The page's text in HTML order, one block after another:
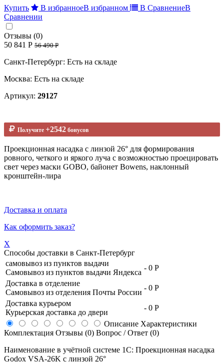
Купить В избранноеВ избранном В СравнениеВ
Сравнении
Отзывы (0)
50 841 Р 56 490 Р
Санкт-Петербург: Есть на складе
Москва: Есть на складе
Артикул: 29127
Получите +2542 бонусов
Проекционная насадка с линзой 26° для формирования
ровного, четкого и яркого луча с возможностью проецировать
свет через маски GOBO, байонет Bowens, наклонный
кронштейн-лира
Доставка и оплата
Как оформить заказ?
X
Способы доставки в Санкт-Петербург
самовывоз из пунктов выдачи
Самовывоз из пунктов выдачи Яндекса
- 0 Р
Доставка в отделение
Самовывоз из отделения Почты России
- 0 Р
Доставка курьером
Курьерская доставка до двери
- 0 Р
Описание Характеристики
Комплектация Отзывы (0) Вопрос / Ответ (0)
Наименование в учётной системе 1С: Проекционная насадка
Godox VSA-26K с линзой 26°